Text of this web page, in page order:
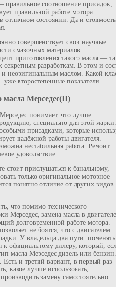
правильное соотношение присадок,
правильной работе мотора
отличном состоянии. Да и стоимость
совершенствует свои научные
смазочных материалов.
приготовления такого масла —
разработкам. В этом и
неоригинальным маслом. Какой
второстепенные показатели.
масла Мерседес(II)
понимает, что лучше
специально для этой марки.
присадками, которые
надёжной работы двигателя.
нестабильная работа. Ремонт
удовольствие.
стоит прислушаться к банальному,
только оригинальное моторное
понятно отличие от других видов
что помимо технического
Мерседес, замена масла в
долговременной работе мотора.
не боятся, что с двигателем
У владельца два пути: поменять
к официальному дилеру, который,
масла Мерседес дизель или бензин.
и третий вариант, в первый раз
какое лучше использовать,
замену самостоятельно.